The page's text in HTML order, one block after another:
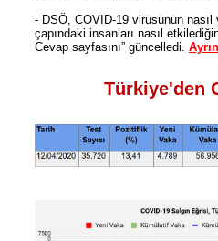
- DSÖ, COVID-19 virüsünün nasıl
çapındaki insanları nasıl
Cevap sayfasını” güncelledi.
Türkiye'den